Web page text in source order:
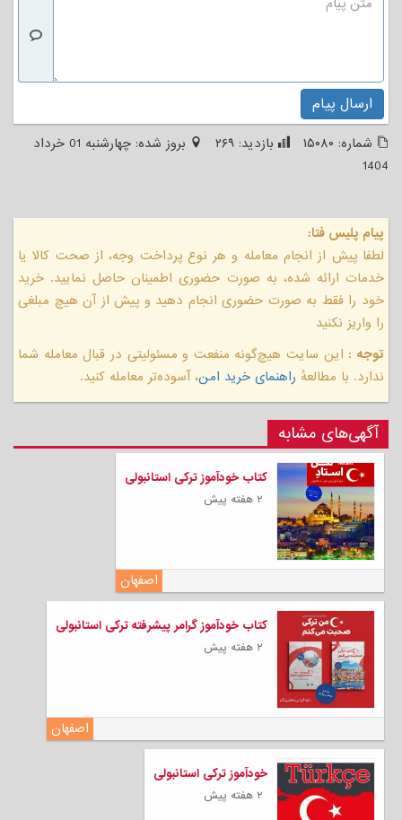
ارسال پیام
شماره: ۱۵۰۸۰ بازدید: ۲۶۹ بروز شده:
چهارشنبه 01 خرداد
1404
پیام پلیس فتا:
لطفا پیش از انجام معامله و هر نوع پرداخت وجه، از صحت کالا یا
خدمات ارائه شده، به صورت حضوری اطمینان حاصل نمایید. خرید
خود را فقط به صورت حضوری انجام دهید و پیش از آن هیچ مبلغی
را واریز نکنید
توجه : این سایت هیچ‌گونه منفعت و مسئولیتی در قبال معامله شما
ندارد. با مطالعهٔ راهنمای خرید امن، آسوده‌تر معامله کنید.
آگهی‌های مشابه
کتاب خودآموز ترکی استانبولی
۲ هفته پیش
اصفهان
کتاب خودآموز گرامر پیشرفته ترکی استانبولی
۲ هفته پیش
اصفهان
خودآموز ترکی استانبولی
۲ هفته پیش